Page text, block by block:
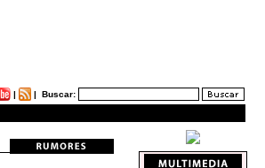
| | Buscar: